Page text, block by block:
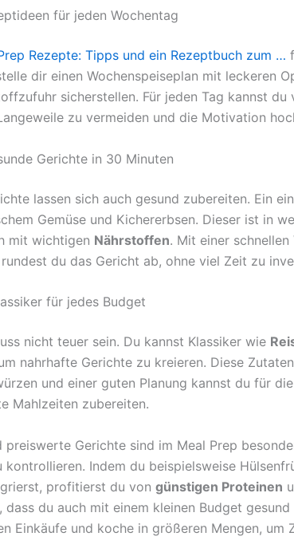
für jeden Wochentag
Rezepte: Tipps und ein Rezeptbuch zum …
dir einen Wochenspeiseplan mit leckeren
sicherstellen. Für jeden Tag kannst du
zu vermeiden und die Motivation
Gerichte in 30 Minuten
lassen sich auch gesund zubereiten. Ein
Gemüse und Kichererbsen. Dieser ist in
mit wichtigen Nährstoffen. Mit einer
du das Gericht ab, ohne viel Zeit zu
für jedes Budget
nicht teuer sein. Du kannst Klassiker wie
nahrhafte Gerichte zu kreieren. Diese
und einer guten Planung kannst du für
Mahlzeiten zubereiten.
preiswerte Gerichte sind im Meal Prep
kontrollieren. Indem du beispielsweise
profitierst du von günstigen Proteinen
dass du auch mit einem kleinen Budget
Einkäufe und koche in größeren Mengen, um